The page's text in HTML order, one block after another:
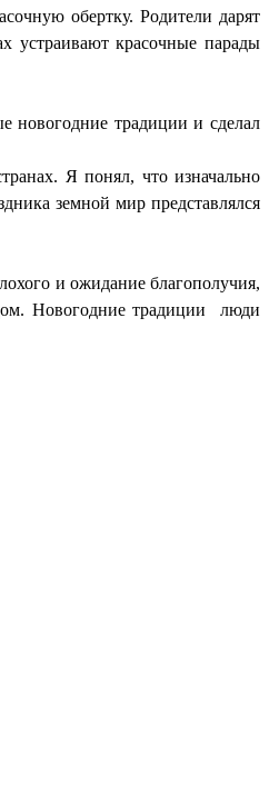
обертку. Родители дарят
устраивают красочные парады
новогодние традиции и сделал
Я понял, что изначально
земной мир представлялся
и ожидание благополучия,
Новогодние традиции люди